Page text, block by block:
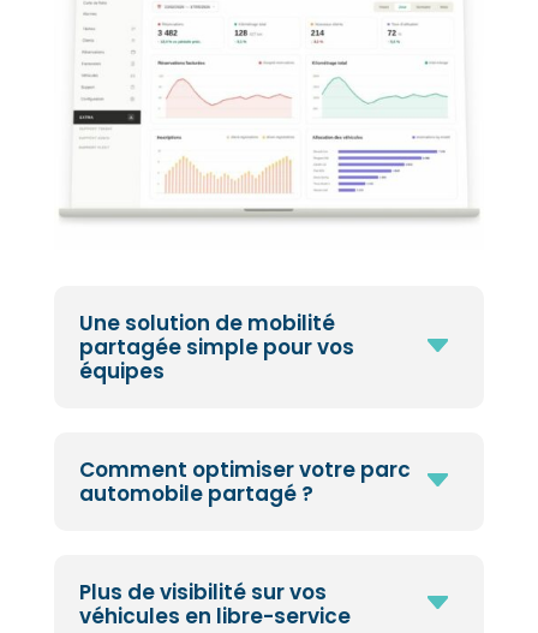
C
Une solution de mobilité
partagée simple pour vos
équipes
C
Comment optimiser votre parc
automobile partagé ?
C
Plus de visibilité sur vos
véhicules en libre-service